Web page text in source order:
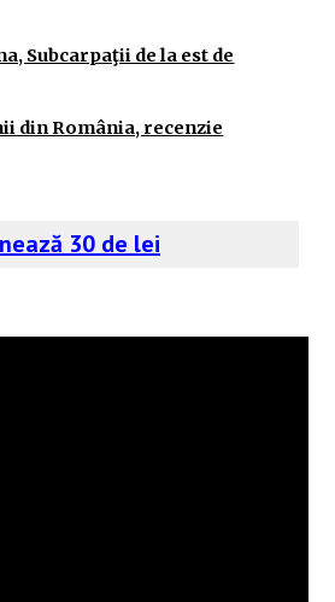
Subcarpaţii de la est de
din România, recenzie
30 de lei